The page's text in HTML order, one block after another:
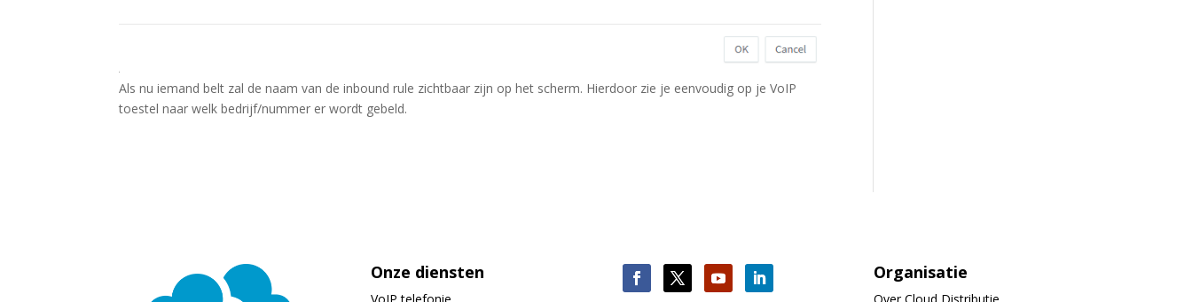
Als nu iemand belt zal de naam van de inbound rule zichtbaar zijn op het scherm. Hierdoor zie je eenvoudig op je VoIP
toestel naar welk bedrijf/nummer er wordt gebeld.
Onze diensten Organisatie